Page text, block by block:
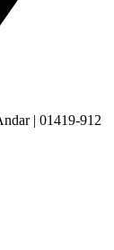
| 01419-912